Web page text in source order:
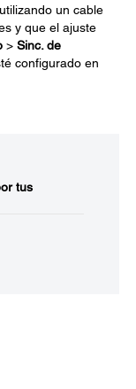
un cable
y que el ajuste
> Sinc. de
configurado en
tus